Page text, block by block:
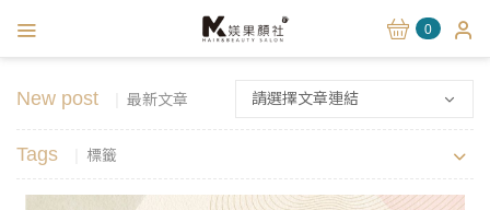
0
New post 最新文章 請選擇文章連結
Tags 標籤